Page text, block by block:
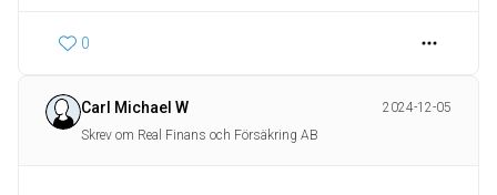
0
Carl Michael W
2024-12-05
Skrev om Real Finans och Försäkring AB